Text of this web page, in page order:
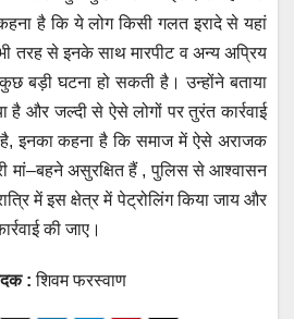
है कि ये लोग किसी गलत इरादे से यहां
तरह से इनके साथ मारपीट व अन्य अप्रिय
बड़ी घटना हो सकती है। उन्होंने बताया
है और जल्दी से ऐसे लोगों पर तुरंत कार्रवाई
इनका कहना है कि समाज में ऐसे अराजक
मां–बहने असुरक्षित हैं , पुलिस से आश्वासन
में इस क्षेत्र में पेट्रोलिंग किया जाय और
की जाए।
:शिवम फरस्वाण